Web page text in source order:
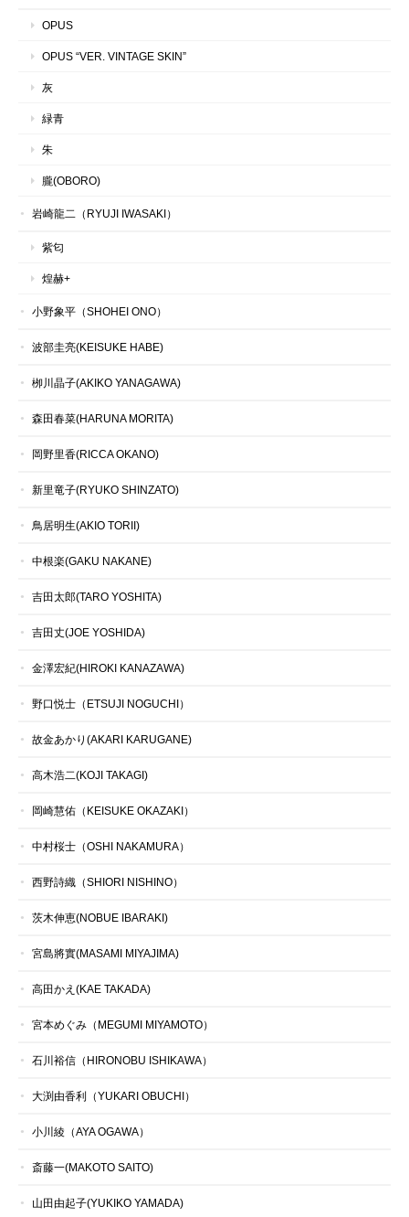
OPUS
OPUS “VER. VINTAGE SKIN”
灰
緑青
朱
朧(OBORO)
岩崎龍二（RYUJI IWASAKI）
紫匂
煌赫+
小野象平（SHOHEI ONO）
波部圭亮(KEISUKE HABE)
栁川晶子(AKIKO YANAGAWA)
森田春菜(HARUNA MORITA)
岡野里香(RICCA OKANO)
新里竜子(RYUKO SHINZATO)
鳥居明生(AKIO TORII)
中根楽(GAKU NAKANE)
吉田太郎(TARO YOSHITA)
吉田丈(JOE YOSHIDA)
金澤宏紀(HIROKI KANAZAWA)
野口悦士（ETSUJI NOGUCHI）
故金あかり(AKARI KARUGANE)
高木浩二(KOJI TAKAGI)
岡崎慧佑（KEISUKE OKAZAKI）
中村桜士（OSHI NAKAMURA）
西野詩織（SHIORI NISHINO）
茨木伸恵(NOBUE IBARAKI)
宮島將實(MASAMI MIYAJIMA)
高田かえ(KAE TAKADA)
宮本めぐみ（MEGUMI MIYAMOTO）
石川裕信（HIRONOBU ISHIKAWA）
大渕由香利（YUKARI OBUCHI）
小川綾（AYA OGAWA）
斎藤一(MAKOTO SAITO)
山田由起子(YUKIKO YAMADA)